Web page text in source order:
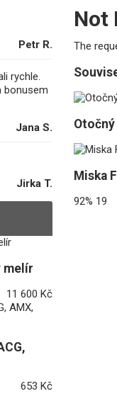
Not
The
Miska
92% 19
Petr R.
rychle.
bonusem
Jana S.
Jirka T.
melír
11 600 Kč
653 Kč